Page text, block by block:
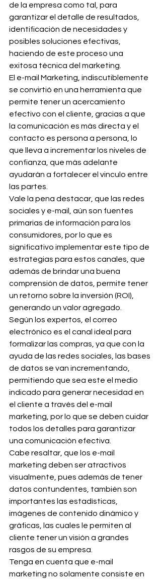
de la empresa como tal, para
garantizar el detalle de resultados,
identificación de necesidades y
posibles soluciones efectivas,
haciendo de este proceso una
exitosa técnica del marketing.
El e-mail Marketing, indiscutiblemente
se convirtió en una herramienta que
permite tener un acercamiento
efectivo con el cliente, gracias a que
la comunicación es más directa y el
contacto es persona a persona, lo
que lleva a incrementar los niveles de
confianza, que más adelante
ayudarán a fortalecer el vinculo entre
las partes.
Vale la pena destacar, que las redes
sociales y e-mail, aún son fuentes
primarias de información para los
consumidores, por lo que es
significativo implementar este tipo de
estrategias para estos canales, que
además de brindar una buena
comprensión de datos, permite tener
un retorno sobre la inversión (ROI),
generando un valor agregado.
Según los expertos, el correo
electrónico es el canal ideal para
formalizar las compras, ya que con la
ayuda de las redes sociales, las bases
de datos se van incrementando,
permitiendo que sea este el medio
indicado para generar necesidad en
el cliente a través del e-mail
marketing, por lo que se deben cuidar
todos los detalles para garantizar
una comunicación efectiva.
Cabe resaltar, que los e-mail
marketing deben ser atractivos
visualmente, pues además de tener
datos contundentes, también son
importantes las estadísticas,
imágenes de contenido dinámico y
gráficas, las cuales le permiten al
cliente tener un visión a grandes
rasgos de su empresa.
Tenga en cuenta que e-mail
marketing no solamente consiste en